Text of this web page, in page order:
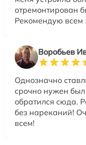
отремонтирован
Рекомендую всем
Воробьев
Однозначно
срочно нужен
обратился сюда.
без нареканий!
всем!